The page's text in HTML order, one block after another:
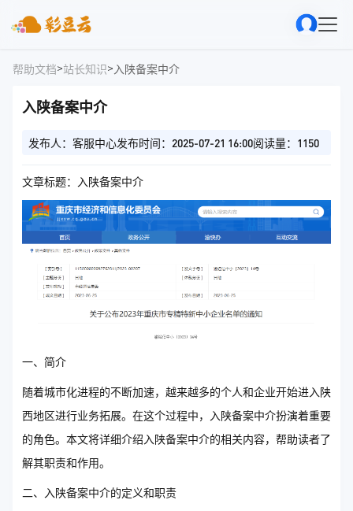
帮助文档>站长知识>入陕备案中介
入陕备案中介
发布人：客服中心发布时间：2025-07-21 16:00阅读量：1150
文章标题：入陕备案中介
一、简介
随着城市化进程的不断加速，越来越多的个人和企业开始进入陕
西地区进行业务拓展。在这个过程中，入陕备案中介扮演着重要
的角色。本文将详细介绍入陕备案中介的相关内容，帮助读者了
解其职责和作用。
二、入陕备案中介的定义和职责